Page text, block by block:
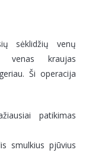
sėklidžių venų
venas kraujas
Ši operacija
patikimas
smulkius pjūvius